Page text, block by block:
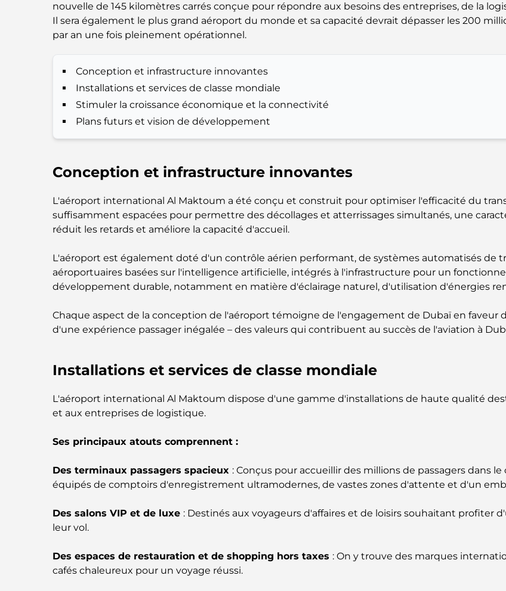
nouvelle de 145 kilomètres carrés conçue pour répondre aux besoins des entreprises, de la
Il sera également le plus grand aéroport du monde et sa capacité devrait dépasser les 200
par an une fois pleinement opérationnel.
Conception et infrastructure innovantes
Installations et services de classe mondiale
Stimuler la croissance économique et la connectivité
Plans futurs et vision de développement
Conception et infrastructure innovantes
L'aéroport international Al Maktoum a été conçu et construit pour optimiser l'efficacité du
suffisamment espacées pour permettre des décollages et atterrissages simultanés, une
réduit les retards et améliore la capacité d'accueil.
L'aéroport est également doté d'un contrôle aérien performant, de systèmes automatisés de
aéroportuaires basées sur l'intelligence artificielle, intégrés à l'infrastructure pour un
développement durable, notamment en matière d'éclairage naturel, d'utilisation d'énergies
Chaque aspect de la conception de l'aéroport témoigne de l'engagement de Dubaï en
d'une expérience passager inégalée – des valeurs qui contribuent au succès de l'aviation à
Installations et services de classe mondiale
L'aéroport international Al Maktoum dispose d'une gamme d'installations de haute qualité
et aux entreprises de logistique.
Ses principaux atouts comprennent :
Des terminaux passagers spacieux : Conçus pour accueillir des millions de passagers dans
équipés de comptoirs d'enregistrement ultramodernes, de vastes zones d'attente et d'un
Des salons VIP et de luxe : Destinés aux voyageurs d'affaires et de loisirs souhaitant
leur vol.
Des espaces de restauration et de shopping hors taxes : On y trouve des marques
cafés chaleureux pour un voyage réussi.